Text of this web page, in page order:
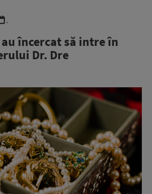
.
încercat să intre în
Dr. Dre